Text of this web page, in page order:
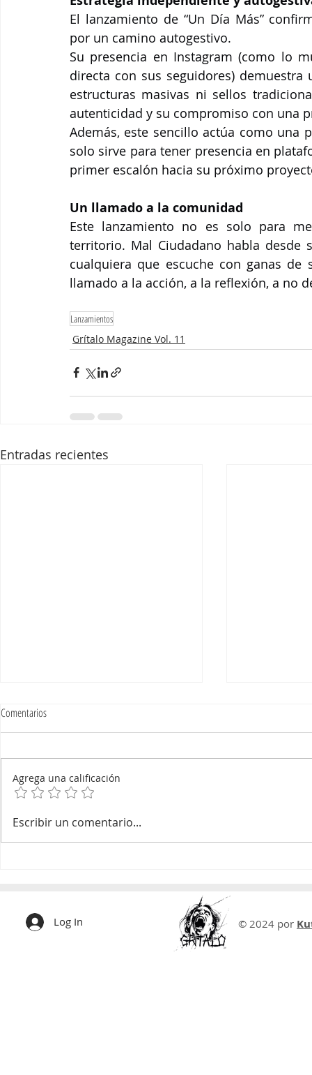
El lanzamiento de “Un Día Más”
por un camino autogestivo.
Su presencia en Instagram (como lo
directa con sus seguidores)
estructuras masivas ni sellos
autenticidad y su compromiso con una
Además, este sencillo actúa como una
solo sirve para tener presencia en
primer escalón hacia su próximo
Un llamado a la comunidad
Este lanzamiento no es solo para
territorio. Mal Ciudadano habla desde
cualquiera que escuche con ganas de
llamado a la acción, a la reflexión, a no
Lanzamientos
Grítalo Magazine Vol. 11
Entradas recientes
RUKA & ROLL | el sur encendido, la
Comentarios
Agrega una calificación
Escribir un comentario...
Log In © 2024 por